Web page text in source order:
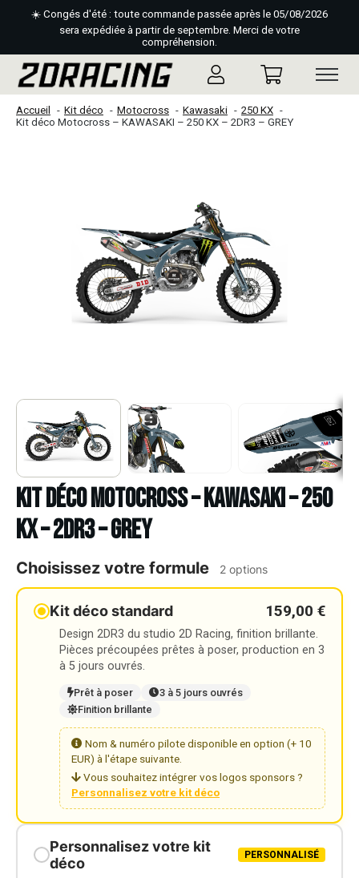
☀️ Congés d'été : toute commande passée après le 05/08/2026
sera expédiée à partir de septembre. Merci de votre
compréhension.
Accueil Kit déco Motocross Kawasaki
250 KX
Kit déco Motocross – KAWASAKI – 250 KX – 2DR3 – GREY
Kit déco Motocross – KAWASAKI – 250
KX – 2DR3 – GREY
Choisissez votre formule 2 options
Kit déco standard 159,00 €
Design 2DR3 du studio 2D Racing, finition brillante.
Pièces précoupées prêtes à poser, production en 3
à 5 jours ouvrés.
Prêt à poser
3 à 5 jours ouvrés
Finition brillante
Nom & numéro pilote disponible en option (+ 10
EUR) à l'étape suivante.
Vous souhaitez intégrer vos logos sponsors ?
Personnalisez votre kit déco
Personnalisez votre kit
déco
PERSONNALISÉ